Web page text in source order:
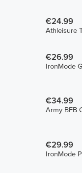
€24.99
Athleisure
€26.99
IronMode
€34.99
Army BFB
€29.99
IronMode